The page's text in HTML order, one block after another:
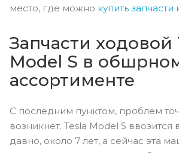
место, где можно купить запчасти
Запчасти ходовой
Model S в
ассортименте
С последним пунктом, проблем
возникнет. Tesla Model S ввозится
давно, около 7 лет, а сейчас эта